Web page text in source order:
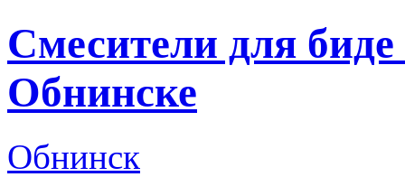
Смесители для
Обнинске
Обнинск